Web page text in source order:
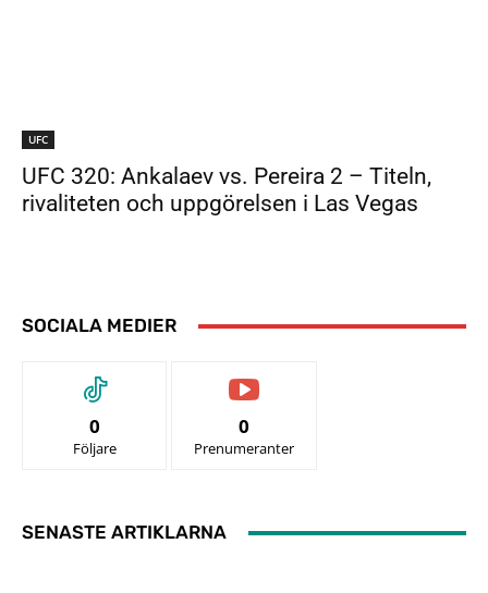
UFC
UFC 320: Ankalaev vs. Pereira 2 – Titeln,
rivaliteten och uppgörelsen i Las Vegas
SOCIALA MEDIER
0
Följare
0
Prenumeranter
SENASTE ARTIKLARNA